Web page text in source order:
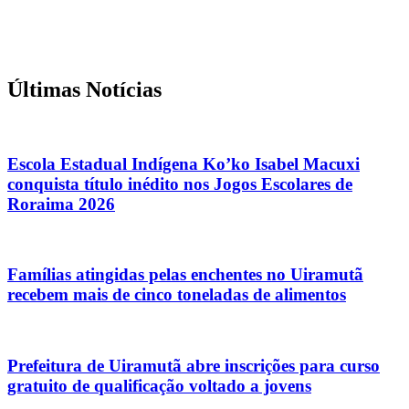
Últimas Notícias
Escola Estadual Indígena Ko’ko Isabel Macuxi
conquista título inédito nos Jogos Escolares de
Roraima 2026
Famílias atingidas pelas enchentes no Uiramutã
recebem mais de cinco toneladas de alimentos
Prefeitura de Uiramutã abre inscrições para curso
gratuito de qualificação voltado a jovens